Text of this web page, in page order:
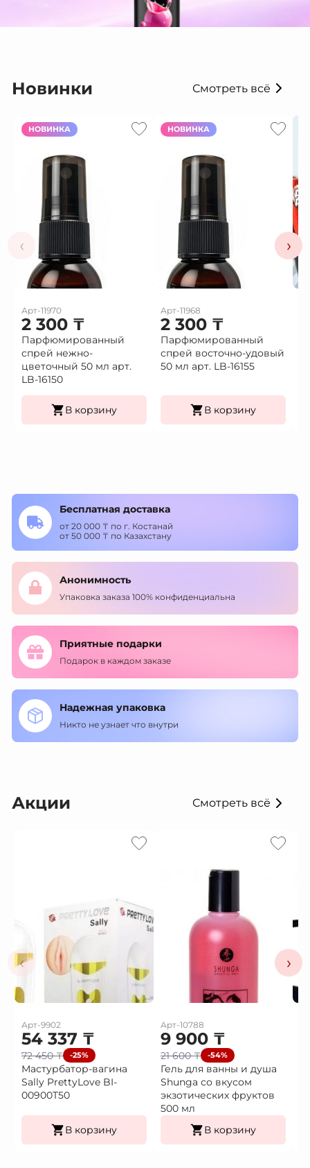
Новинки Смотреть всё
‹
НОВИНКА
Арт-11970
2 300 ₸
Парфюмированный
спрей нежно-
цветочный 50 мл арт.
LB-16150
В корзину
НОВИНКА
Арт-11968
2 300 ₸
Парфюмированный
спрей восточно-удовый
50 мл арт. LB-16155
В корзину
›
Бесплатная доставка
от 20 000 ₸ по г. Костанай
от 50 000 ₸ по Казахстану
Анонимность
Упаковка заказа 100% конфиденциальна
Приятные подарки
Подарок в каждом заказе
Надежная упаковка
Никто не узнает что внутри
Акции Смотреть всё
‹
Арт-9902
54 337 ₸
72 450₸ -25%
Мастурбатор-вагина
Sally PrettyLove BI-
00900T50
В корзину
Арт-10788
9 900 ₸
21 600₸ -54%
Гель для ванны и душа
Shunga со вкусом
экзотических фруктов
500 мл
В корзину
›